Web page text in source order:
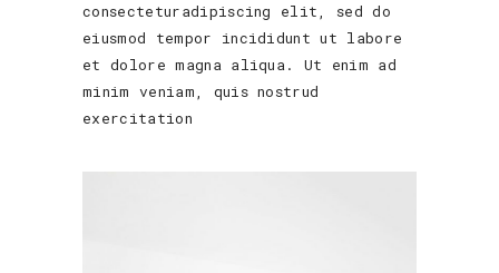
consecteturadipiscing elit, sed do
eiusmod tempor incididunt ut labore
et dolore magna aliqua. Ut enim ad
minim veniam, quis nostrud
exercitation